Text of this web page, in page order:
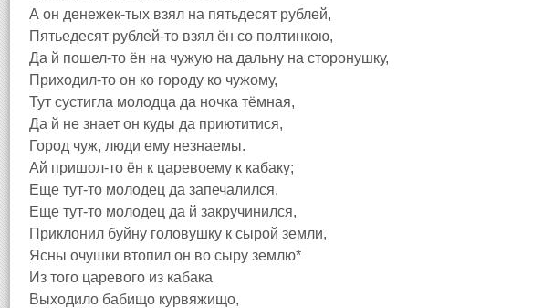
А он денежек-тых взял на пятьдесят рублей,
Пятьедесят рублей-то взял ён со полтинкою,
Да й пошел-то ён на чужую на дальну на сторонушку,
Приходил-то он ко городу ко чужому,
Тут сустигла молодца да ночка тёмная,
Да й не знает он куды да приютитися,
Город чуж, люди ему незнаемы.
Ай пришол-то ён к царевоему к кабаку;
Еще тут-то молодец да запечалился,
Еще тут-то молодец да й закручинился,
Приклонил буйну головушку к сырой земли,
Ясны очушки втопил он во сыру землю*
Из того царевого из кабака
Выходило бабищо курвяжищо,